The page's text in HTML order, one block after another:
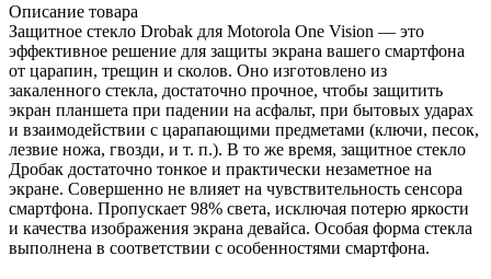
Описание товара
Защитное стекло Drobak для Motorola One Vision — это
эффективное решение для защиты экрана вашего смартфона
от царапин, трещин и сколов. Оно изготовлено из
закаленного стекла, достаточно прочное, чтобы защитить
экран планшета при падении на асфальт, при бытовых ударах
и взаимодействии с царапающими предметами (ключи, песок,
лезвие ножа, гвозди, и т. п.). В то же время, защитное стекло
Дробак достаточно тонкое и практически незаметное на
экране. Совершенно не влияет на чувствительность сенсора
смартфона. Пропускает 98% света, исключая потерю яркости
и качества изображения экрана девайса. Особая форма стекла
выполнена в соответствии с особенностями смартфона.